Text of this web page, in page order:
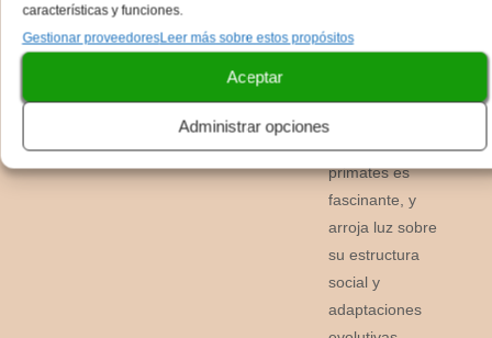
características y funciones.
Gestionar proveedoresLeer más sobre estos propósitos
Aceptar
Administrar opciones
biológicos y
de estos
primates es
fascinante, y
arroja luz sobre
su estructura
social y
adaptaciones